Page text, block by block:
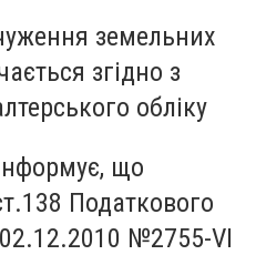
земельних
згідно з
обліку
що
Податкового
02.12.2010 №2755-VI